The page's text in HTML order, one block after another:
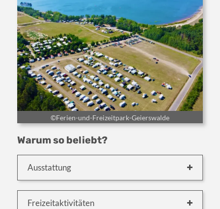
©Ferien-und-Freizeitpark-Geierswalde
Warum so beliebt?
Ausstattung
Freizeitaktivitäten